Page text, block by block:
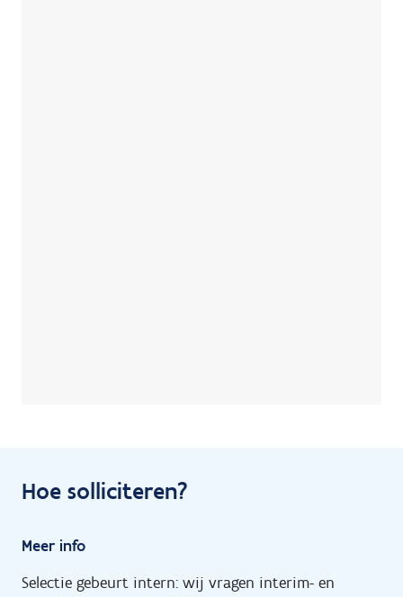
Hoe solliciteren?
Meer info
Selectie gebeurt intern: wij vragen interim- en